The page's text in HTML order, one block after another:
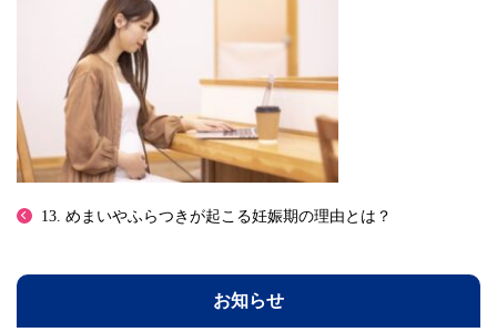
13. めまいやふらつきが起こる妊娠期の理由とは？
お知らせ